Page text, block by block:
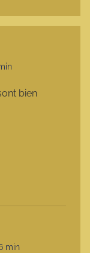
bien
min